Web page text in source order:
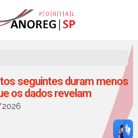
seguintes duram menos
os dados revelam